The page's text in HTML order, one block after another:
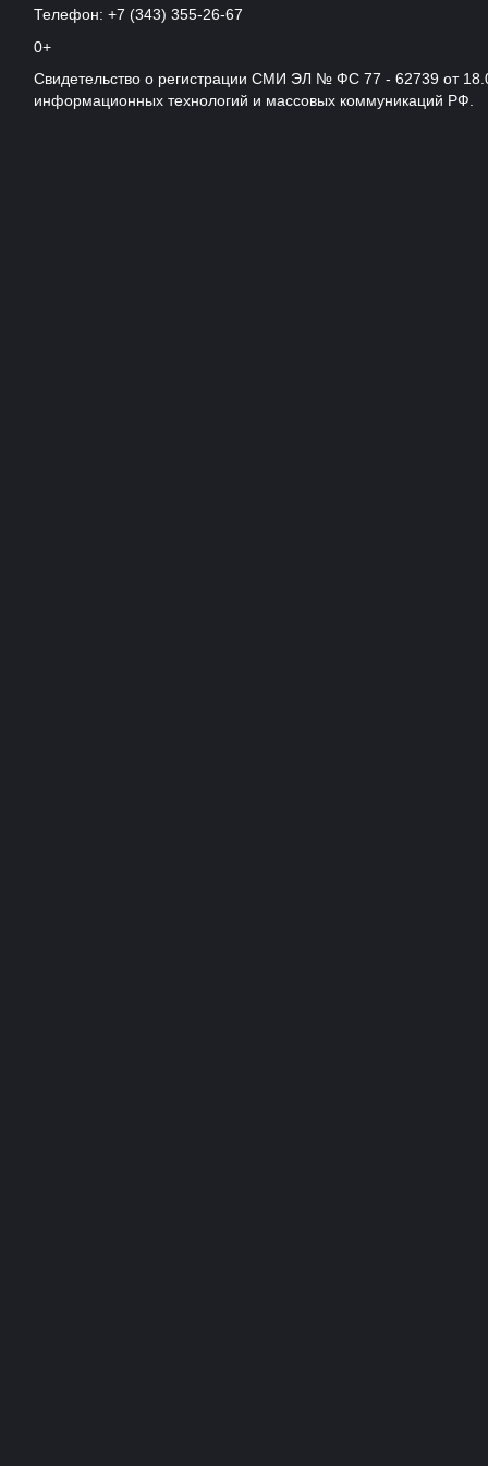
Телефон: +7 (343) 355-26-67
0+
Свидетельство о регистрации СМИ ЭЛ № ФС 77 - 62739 от
информационных технологий и массовых коммуникаций РФ.